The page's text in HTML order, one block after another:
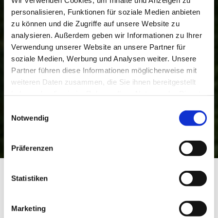
personalisieren, Funktionen für soziale Medien anbieten
zu können und die Zugriffe auf unsere Website zu
analysieren. Außerdem geben wir Informationen zu Ihrer
Verwendung unserer Website an unsere Partner für
soziale Medien, Werbung und Analysen weiter. Unsere
Partner führen diese Informationen möglicherweise mit
weiteren Daten zusammen, die Sie ihnen bereitgestellt
Notwendig
Präferenzen
Statistiken
Marketing
HK 03: Zum Schönauer